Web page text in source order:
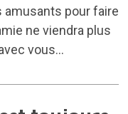
pour faire
ne viendra plus
vous...